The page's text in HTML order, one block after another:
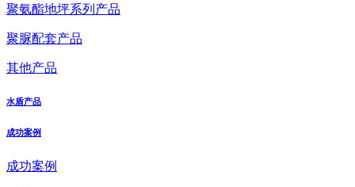
聚氨酯地坪系列产品
聚脲配套产品
其他产品
水盾产品
成功案例
成功案例